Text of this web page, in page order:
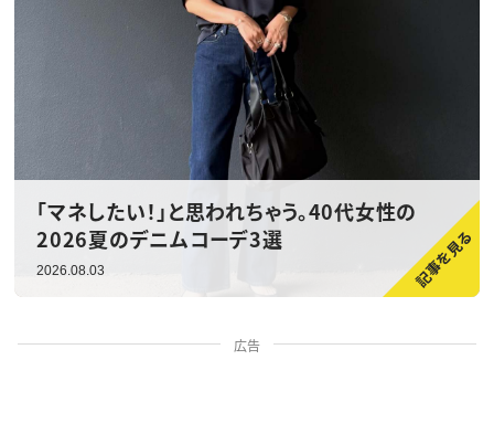
「マネしたい！」と思われちゃう。40代女性の
2026夏のデニムコーデ3選
2026.08.03
広告